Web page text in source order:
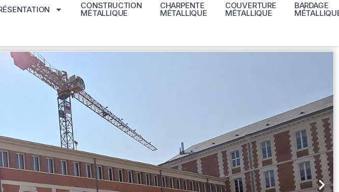
CONSTRUCTION
MÉTALLIQUE
CHARPENTE
MÉTALLIQUE
COUVERTURE
MÉTALLIQUE
BARDAGE